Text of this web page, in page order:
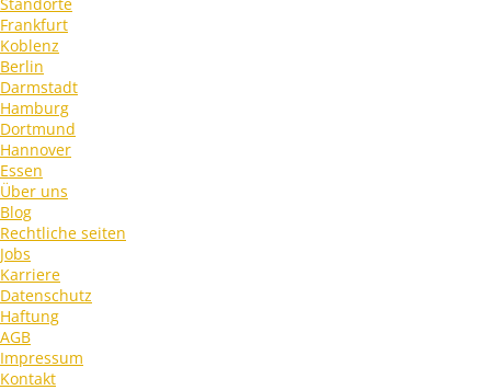
Frankfurt
Koblenz
Berlin
Darmstadt
Hamburg
Dortmund
Hannover
Essen
Über uns
Blog
Rechtliche seiten
Jobs
Karriere
Datenschutz
Haftung
AGB
Impressum
Kontakt